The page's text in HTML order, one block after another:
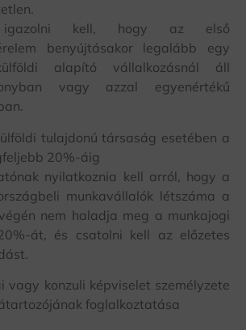
igazolni kell, hogy az első
benyújtásakor legalább egy
alapító vállalkozásnál áll
vagy azzal egyenértékű
tulajdonú társaság esetében a
20%-áig
nyilatkoznia kell arról, hogy a
munkavállalók létszáma a
nem haladja meg a munkajogi
át, és csatolni kell az előzetes
vagy konzuli képviselet személyzete
foglalkoztatása